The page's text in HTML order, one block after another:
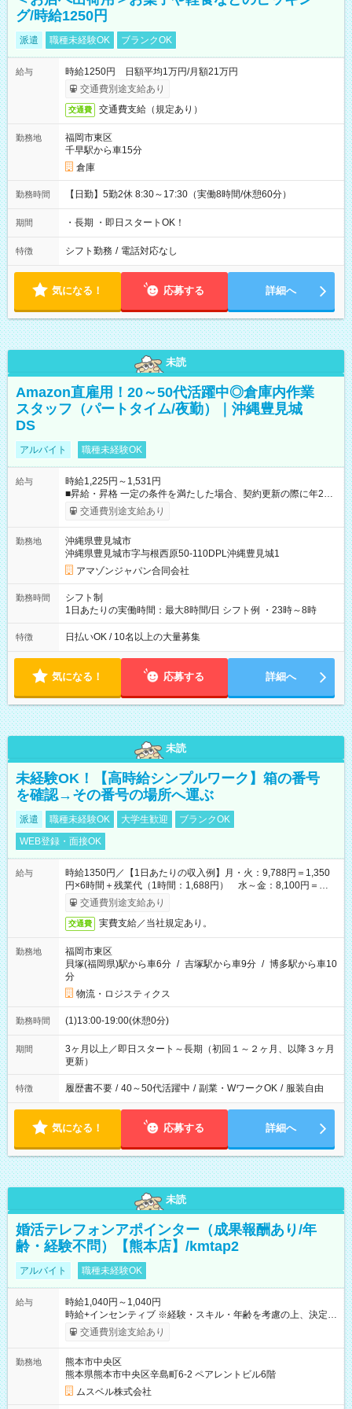
グ/時給1250円
派遣 職種未経験OK ブランクOK
給与
時給1250円 日額平均1万円/月額21万円
交通費別途支給あり
交通費 交通費支給（規定あり）
勤務地
福岡市東区
千早駅から車15分
倉庫
勤務時間 【日勤】5勤2休 8:30～17:30（実働8時間/休憩60分）
期間 ・長期 ・即日スタートOK！
特徴 シフト勤務 / 電話対応なし
気になる！ 応募する 詳細へ
未読
Amazon直雇用！20～50代活躍中◎倉庫内作業
スタッフ（パートタイム/夜勤）｜沖縄豊見城
DS
アルバイト 職種未経験OK
給与
時給1,225円～1,531円
■昇給・昇格 一定の条件を満たした場合、契約更新の際に年2回
まで昇給の機会があります。 ■正社員登用制度あり ※月末締/翌
月25日支払い ※時間外手当、別途支給 ※深夜割増賃金 (22:00～
☆Amazon直雇用で安定して働けます！ 【試用期間】試用期間
あり 試用期間の長さ：1週間 雇用形態、給与は本採用時と同じ
です。
交通費別途支給あり
勤務地
沖縄県豊見城市
沖縄県豊見城市字与根西原50-110DPL沖縄豊見城1
アマゾンジャパン合同会社
勤務時間
シフト制
1日あたりの実働時間：最大8時間/日 シフト例 ・23時～8時
特徴 日払いOK / 10名以上の大量募集
気になる！ 応募する 詳細へ
未読
未経験OK！【高時給シンプルワーク】箱の番号
を確認→その番号の場所へ運ぶ
派遣 職種未経験OK 大学生歓迎
ブランクOK
WEB登録・面接OK
給与
時給1350円／【1日あたりの収入例】月・火：9,788円＝1,350
円×6時間＋残業代（1時間：1,688円） 水～金：8,100円＝
1,350円×6時間
交通費別途支給あり
交通費 実費支給／当社規定あり。
勤務地
福岡市東区
貝塚(福岡県)駅から車6分 / 吉塚駅から車9分 / 博多駅から車10
分
物流・ロジスティクス
勤務時間 (1)13:00-19:00(休憩0分)
期間
3ヶ月以上／即日スタート～長期（初回１～２ヶ月、以降３ヶ月
更新）
特徴 履歴書不要 / 40～50代活躍中 / 副業・WワークOK / 服装自由
気になる！ 応募する 詳細へ
未読
婚活テレフォンアポインター（成果報酬あり/年
齢・経験不問）【熊本店】/kmtap2
アルバイト 職種未経験OK
給与
時給1,040円～1,040円
時給+インセンティブ ※経験・スキル・年齢を考慮の上、決定し
ます。 《成果に応じたインセンティブ支給例》 テレアポ未経
験、入社5ヶ月目の女性パートさんが、時給に加えて、月7万円
果・貢献に応じた報酬制度が導入されています。 ※試用期間は3
ヶ月で、その間は有期契約です。そのほかの条件に変更はあり
ません。 【試用期間】試用期間あり 試用期間の長さ：2ヶ月
※ 雇用形態と給与に、本採用時と異なる部分があります。 雇用
交通費別途支給あり
勤務地
熊本市中央区
熊本県熊本市中央区辛島町6-2 ペアレントビル6階
ムスベル株式会社